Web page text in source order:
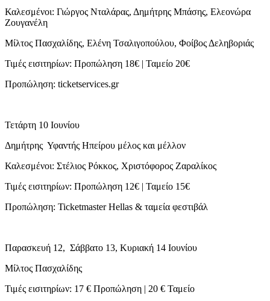
Καλεσμένοι: Γιώργος Νταλάρας, Δημήτρης Μπάσης, Ελεονώρα
Ζουγανέλη
Μίλτος Πασχαλίδης, Ελένη Τσαλιγοπούλου, Φοίβος Δεληβοριάς
Τιμές εισιτηρίων: Προπώληση 18€ | Ταμείο 20€
Προπώληση: ticketservices.gr
Τετάρτη 10 Ιουνίου
Δημήτρης Υφαντής Ηπείρου μέλος και μέλλον
Καλεσμένοι: Στέλιος Ρόκκος, Χριστόφορος Ζαραλίκος
Τιμές εισιτηρίων: Προπώληση 12€ | Ταμείο 15€
Προπώληση: Ticketmaster Hellas & ταμεία φεστιβάλ
Παρασκευή 12, Σάββατο 13, Κυριακή 14 Ιουνίου
Μίλτος Πασχαλίδης
Τιμές εισιτηρίων: 17 € Προπώληση | 20 € Ταμείο